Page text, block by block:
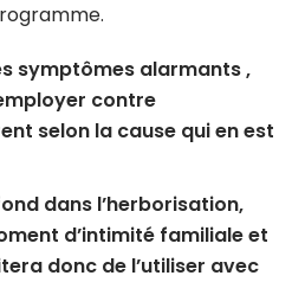
symptômes alarmants ,
contre
selon la cause qui en est
dans l’herborisation,
d’intimité familiale et
donc de l’utiliser avec